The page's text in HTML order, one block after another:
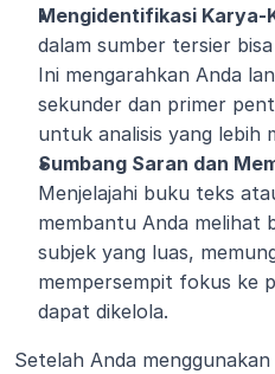
Mengidentifikasi Karya-
dalam sumber tersier
Ini mengarahkan Anda
sekunder dan primer
untuk analisis yang lebih
Sumbang Saran dan
Menjelajahi buku teks
membantu Anda melihat
subjek yang luas,
mempersempit fokus ke
dapat dikelola.
Setelah Anda